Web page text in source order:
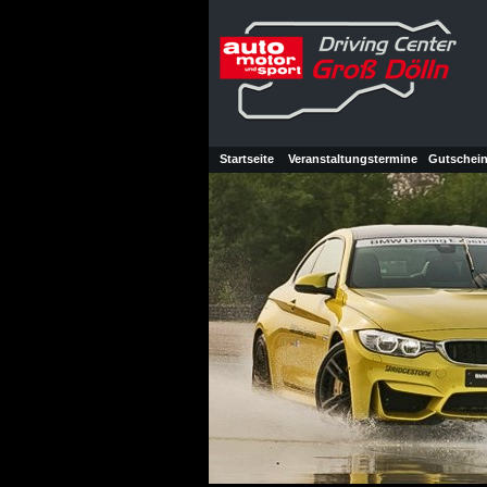
Startseite Veranstaltungstermine